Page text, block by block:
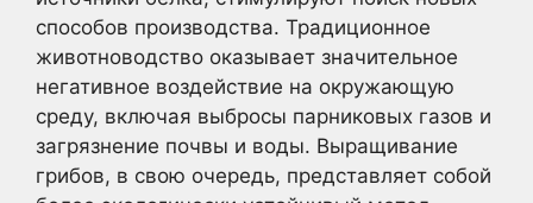
способов производства. Традиционное
животноводство оказывает значительное
негативное воздействие на окружающую
среду, включая выбросы парниковых газов и
загрязнение почвы и воды. Выращивание
грибов, в свою очередь, представляет собой